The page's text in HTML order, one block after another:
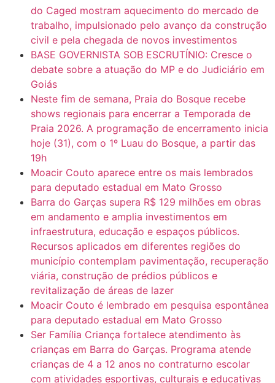
do Caged mostram aquecimento do mercado de
trabalho, impulsionado pelo avanço da construção
civil e pela chegada de novos investimentos
BASE GOVERNISTA SOB ESCRUTÍNIO: Cresce o
debate sobre a atuação do MP e do Judiciário em
Goiás
Neste fim de semana, Praia do Bosque recebe
shows regionais para encerrar a Temporada de
Praia 2026. A programação de encerramento inicia
hoje (31), com o 1º Luau do Bosque, a partir das
19h
Moacir Couto aparece entre os mais lembrados
para deputado estadual em Mato Grosso
Barra do Garças supera R$ 129 milhões em obras
em andamento e amplia investimentos em
infraestrutura, educação e espaços públicos.
Recursos aplicados em diferentes regiões do
município contemplam pavimentação, recuperação
viária, construção de prédios públicos e
revitalização de áreas de lazer
Moacir Couto é lembrado em pesquisa espontânea
para deputado estadual em Mato Grosso
Ser Família Criança fortalece atendimento às
crianças em Barra do Garças. Programa atende
crianças de 4 a 12 anos no contraturno escolar
com atividades esportivas, culturais e educativas